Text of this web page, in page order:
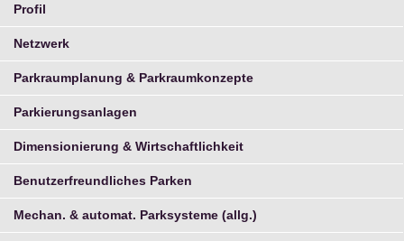
Profil
Netzwerk
Parkraumplanung & Parkraumkonzepte
Parkierungsanlagen
Dimensionierung & Wirtschaftlichkeit
Benutzerfreundliches Parken
Mechan. & automat. Parksysteme (allg.)